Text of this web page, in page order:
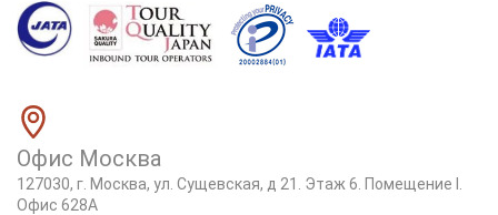
Офис Москва
127030, г. Москва, ул. Сущевская, д 21. Этаж 6. Помещение I.
Офис 628А